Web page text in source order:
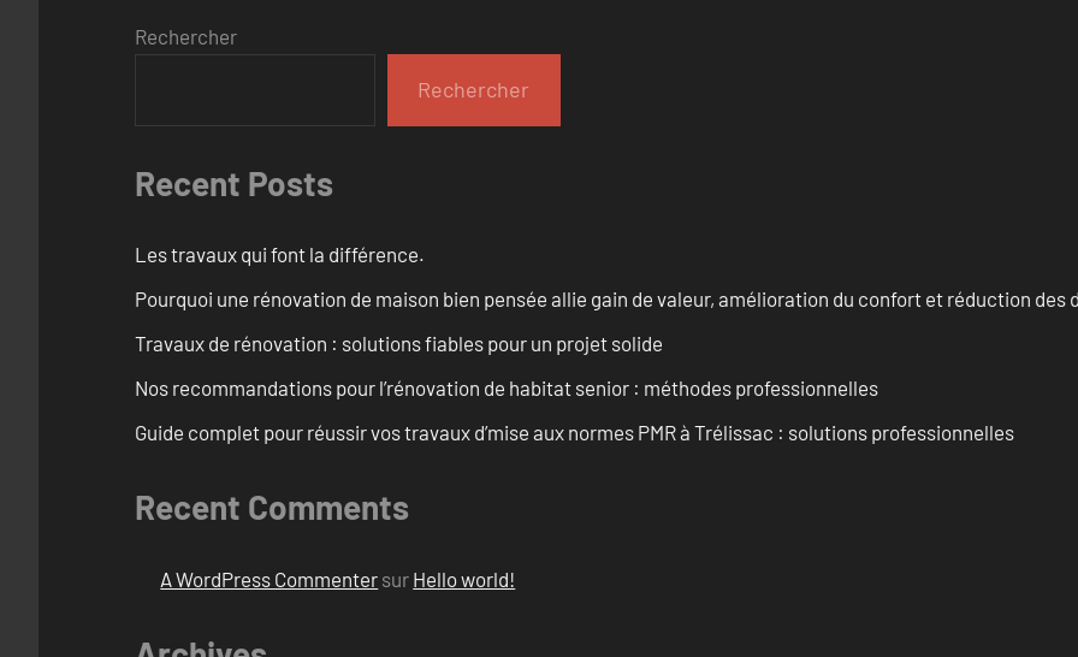
Rechercher
Rechercher
Recent Posts
Les travaux qui font la différence.
Pourquoi une rénovation de maison bien pensée allie gain de valeur, amélioration du confort et réduction des
Travaux de rénovation : solutions fiables pour un projet solide
Nos recommandations pour l’rénovation de habitat senior : méthodes professionnelles
Guide complet pour réussir vos travaux d’mise aux normes PMR à Trélissac : solutions professionnelles
Recent Comments
A WordPress Commenter sur Hello world!